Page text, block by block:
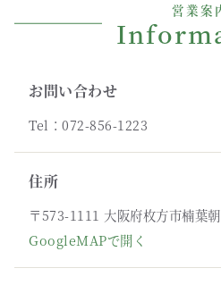
営業案
お問い合わせ
Tel：072-856-1223
住所
〒573-1111 大阪府枚方市楠葉
GoogleMAPで開く